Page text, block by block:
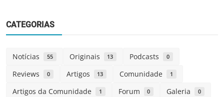
CATEGORIAS
Notícias 55 Originais 13 Podcasts 0
Reviews 0 Artigos 13 Comunidade 1
Artigos da Comunidade 1 Forum 0 Galeria 0